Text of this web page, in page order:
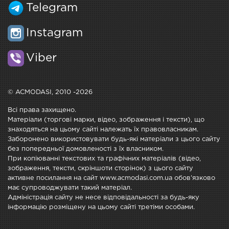
Telegram
Instagram
Viber
© ACMODASI, 2010 -2026
Всі права захищено.
Матеріали (торгові марки, відео, зображення і тексти), що
знаходяться на цьому сайті належать їх правовласникам.
Заборонено використовувати будь-які матеріали з цього сайту
без попередньої домовленості з їх власником.
При копіюванні текстових та графічних матеріалів (відео,
зображення, тексти, скріншоти сторінок) з цього сайту
активне посилання на сайт www.acmodasi.com.ua обов'язково
має супроводжувати такий матеріал.
Адміністрація сайту не несе відповідальності за будь-яку
інформацію розміщену на цьому сайті третіми особами.